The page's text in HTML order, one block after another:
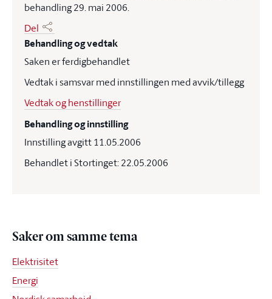
behandling 29. mai 2006.
Del
Behandling og vedtak
Saken er ferdigbehandlet
Vedtak i samsvar med innstillingen med avvik/tillegg
Vedtak og henstillinger
Behandling og innstilling
Innstilling avgitt 11.05.2006
Behandlet i Stortinget: 22.05.2006
Saker om samme tema
Elektrisitet
Energi